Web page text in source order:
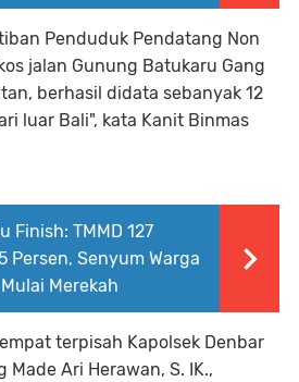
Penduduk Pendatang Non
jalan Gunung Batukaru Gang
berhasil didata sebanyak 12
luar Bali", kata Kanit Binmas
Finish: TMMD 127
Persen, Senyum Warga
Merekah
terpisah Kapolsek Denbar
Made Ari Herawan, S. IK.,